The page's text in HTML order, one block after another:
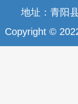
地址：青阳
Copyright ©